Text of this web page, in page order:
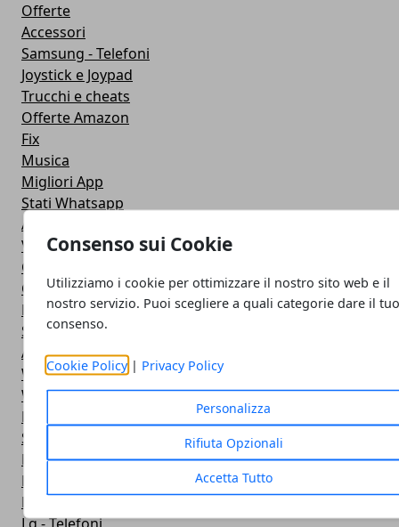
Consenso sui Cookie
Utilizziamo i cookie per ottimizzare il nostro sito web e il
nostro servizio. Puoi scegliere a quali categorie dare il
consenso.
Cookie Policy | Privacy Policy
Personalizza
Rifiuta Opzionali
Accetta Tutto
Offerte
Accessori
Samsung - Telefoni
Joystick e Joypad
Trucchi e cheats
Offerte Amazon
Fix
Musica
Migliori App
Stati Whatsapp
Applicazioni
Viaggi
Galaxy Note 5
Google Play
Fotografia
Stile di vita
Antivirus
Widget Orologio
Widget Meteo
Ricezione WiFi
Sport
Meteo
Rooting
Emulazione